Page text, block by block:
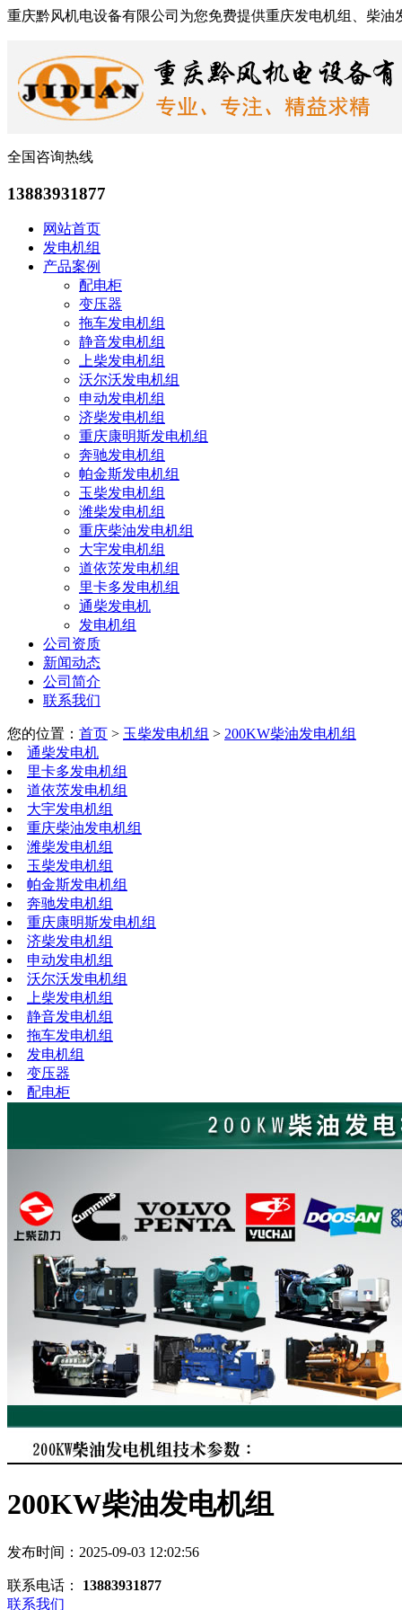
重庆黔风机电设备有限公司为您免费提供重庆发电机组、柴
全国咨询热线
13883931877
网站首页
发电机组
产品案例
配电柜
变压器
拖车发电机组
静音发电机组
上柴发电机组
沃尔沃发电机组
申动发电机组
济柴发电机组
重庆康明斯发电机组
奔驰发电机组
帕金斯发电机组
玉柴发电机组
潍柴发电机组
重庆柴油发电机组
大宇发电机组
道依茨发电机组
里卡多发电机组
通柴发电机
发电机组
公司资质
新闻动态
公司简介
联系我们
您的位置： 首页 > 玉柴发电机组 > 200KW柴油发电机组
通柴发电机
里卡多发电机组
道依茨发电机组
大宇发电机组
重庆柴油发电机组
潍柴发电机组
玉柴发电机组
帕金斯发电机组
奔驰发电机组
重庆康明斯发电机组
济柴发电机组
申动发电机组
沃尔沃发电机组
上柴发电机组
静音发电机组
拖车发电机组
发电机组
变压器
配电柜
200KW柴油发电机组
发布时间：2025-09-03 12:02:56
联系电话：
13883931877
联系我们